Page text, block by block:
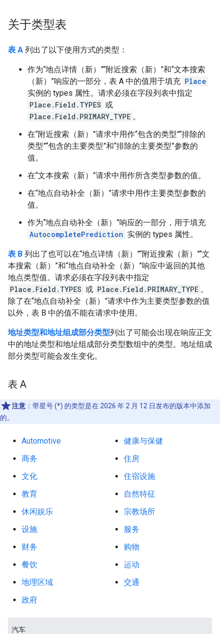
关于类型表
表 A 列出了以下使用方式的类型：
作为“地点详情（新）”“附近搜索（新）”和“文本搜索
（新）”响应的一部分，表 A 中的值用于填充 Place
实例的 types 属性。请求必须在字段列表中指定
Place.Field.TYPES 或
Place.Field.PRIMARY_TYPE 。
在“附近搜索（新）”请求中用作“包含的类型”“排除的
类型”“包含的主要类型”和“排除的主要类型”参数的
值。
在“文本搜索（新）”请求中用作所含类型参数的值。
在“地点自动补全（新）”请求中用作主要类型参数的
值。
作为“地点自动补全（新）”响应的一部分，用于填充
AutocompletePrediction 实例的 types 属性。
表 B 列出了也可以在“地点详情（新）”“附近搜索（新）”“文
本搜索（新）”和“地点自动补全（新）”响应中返回的其他
地点类型值。请求必须在字段列表中指定
Place.Field.TYPES 或 Place.Field.PRIMARY_TYPE 。
除了在“地点自动补全（新）”请求中作为主要类型参数的值
以外，表 B 中的值不能在请求中使用。
地址类型和地址组成部分类型列出了可能会出现在响应正文
中的地址类型和地址组成部分类型数组中的类型。地址组成
部分类型可能会发生变化。
表 A
注意 ：带星号 (*) 的类型是在 2026 年 2 月 12 日发布的版本中添加
的。
Automotive
商务
文化
教育
休闲娱乐
设施
财务
餐饮
地理区域
政府
健康与保健
住房
住宿设施
自然特征
宗教场所
服务
购物
运动
交通
汽车